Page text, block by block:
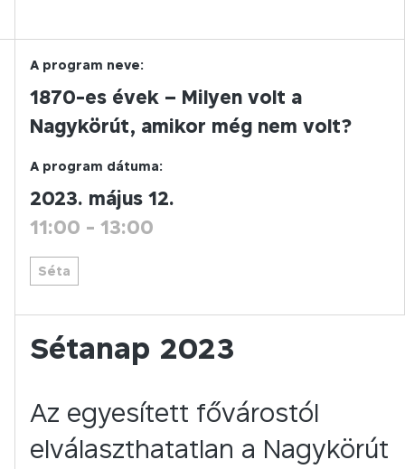
A program neve:
1870-es évek – Milyen volt a
Nagykörút, amikor még nem volt?
A program dátuma:
2023. május 12.
11:00 - 13:00
Séta
Sétanap 2023
Az egyesített fővárostól
elválaszthatatlan a Nagykörút